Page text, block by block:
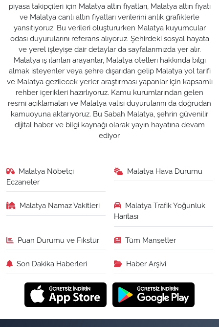
piyasa takipçileri için Malatya altın fiyatları, Malatya altın fiyatı
ve Malatya canlı altın fiyatları verilerini anlık grafiklerle
yansıtıyoruz. Bu verileri oluştururken Malatya kuyumcular
odası duyurularını referans alıyoruz. Şehirdeki sosyal hayata
ve yerel işleyişe dair detaylar da sayfalarımızda yer alır.
Malatya iş ilanları arayanlar, Malatya otelleri hakkında bilgi
almak isteyenler veya şehre dışarıdan gelip Malatya yol tarifi
ve Malatya gezilecek yerler araştırması yapanlar için kapsamlı
rehber içerikleri hazırlıyoruz. Kamu kurumlarından gelen
resmi açıklamaları ve Malatya valisi duyurularını da doğrudan
kamuoyuna aktarıyoruz. Bu Sabah Malatya, şehrin güvenilir
dijital haber ve bilgi kaynağı olarak yayın hayatına devam
ediyor.
Malatya Nöbetçi
Eczaneler
Malatya Hava Durumu
Malatya Namaz Vakitleri
Malatya Trafik Yoğunluk
Haritası
Puan Durumu ve Fikstür Tüm Manşetler
Son Dakika Haberleri Haber Arşivi